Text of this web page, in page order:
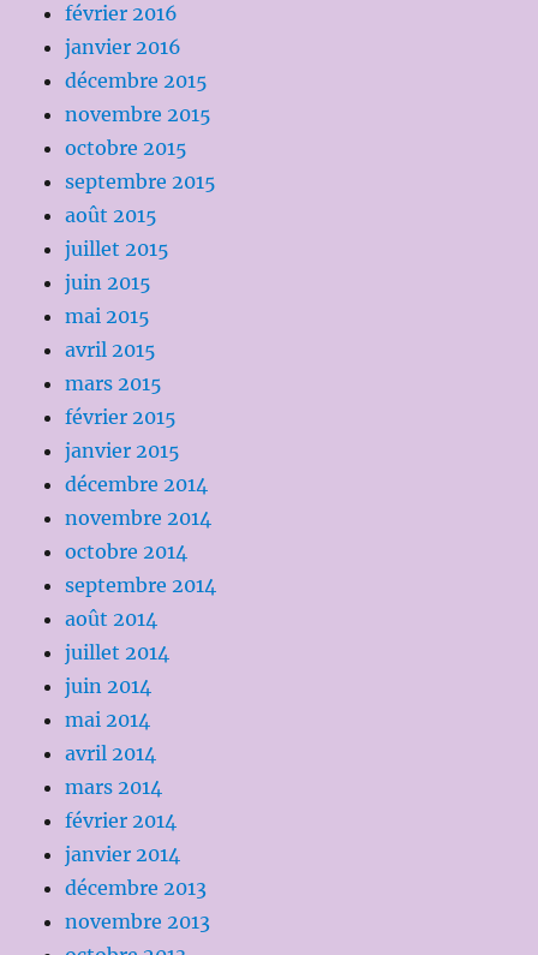
février 2016
janvier 2016
décembre 2015
novembre 2015
octobre 2015
septembre 2015
août 2015
juillet 2015
juin 2015
mai 2015
avril 2015
mars 2015
février 2015
janvier 2015
décembre 2014
novembre 2014
octobre 2014
septembre 2014
août 2014
juillet 2014
juin 2014
mai 2014
avril 2014
mars 2014
février 2014
janvier 2014
décembre 2013
novembre 2013